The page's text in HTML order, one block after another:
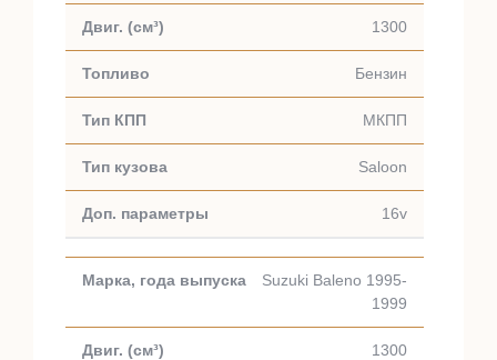
1300
Бензин
МКПП
Saloon
16v
Suzuki Baleno 1995-
1999
1300